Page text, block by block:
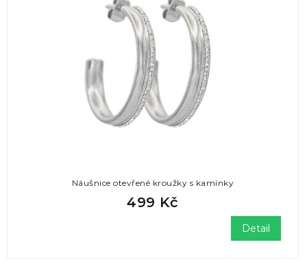
Náušnice otevřené kroužky s kamínky
499 Kč
Detail